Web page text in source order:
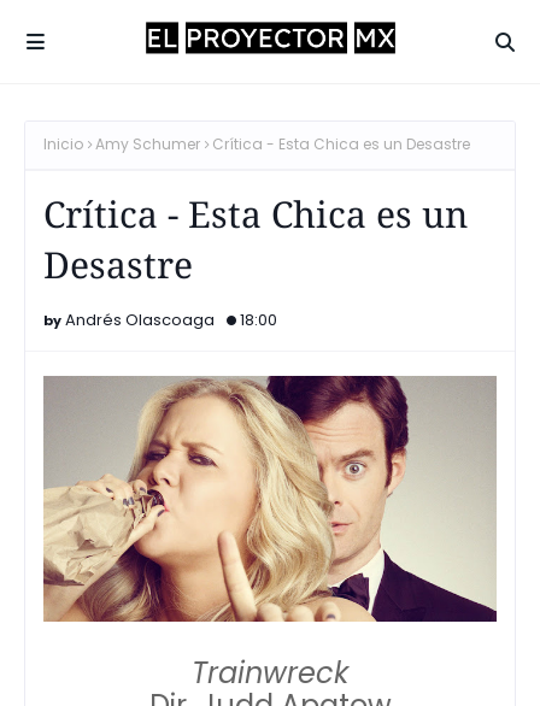
Inicio Amy Schumer Crítica - Esta Chica es un Desastre
Crítica - Esta Chica es un
Desastre
Andrés Olascoaga 18:00
Trainwreck